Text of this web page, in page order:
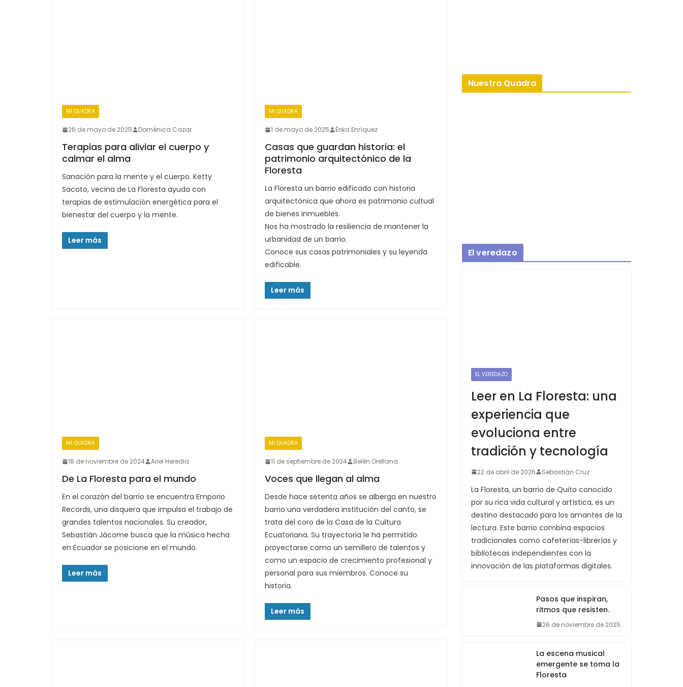
MI QUADRA
26 de mayo de 2025 Doménica Cazar
Terapias para aliviar el cuerpo y
calmar el alma
Sanación para la mente y el cuerpo. Ketty
Sacoto, vecina de La Floresta ayuda con
terapias de estimulación energética para el
bienestar del cuerpo y la mente.
Leer más
MI QUADRA
1 de mayo de 2025 Érika Enríquez
Casas que guardan historia: el
patrimonio arquitectónico de la
Floresta
La Floresta un barrio edificado con historia
arquitectónica que ahora es patrimonio cultual
de bienes inmuebles.
Nos ha mostrado la resiliencia de mantener la
urbanidad de un barrio.
Conoce sus casas patrimoniales y su leyenda
edificable.
Leer más
MI QUADRA
18 de noviembre de 2024 Ariel Heredia
De La Floresta para el mundo
En el corazón del barrio se encuentra Emporio
Records, una disquera que impulsa el trabajo de
grandes talentos nacionales. Su creador,
Sebastián Jácome busca que la música hecha
en Ecuador se posicione en el mundo.
Leer más
MI QUADRA
11 de septiembre de 2024 Belén Orellana
Voces que llegan al alma
Desde hace setenta años se alberga en nuestro
barrio una verdadera institución del canto, se
trata del coro de la Casa de la Cultura
Ecuatoriana. Su trayectoria le ha permitido
proyectarse como un semillero de talentos y
como un espacio de crecimiento profesional y
personal para sus miembros. Conoce su
historia.
Leer más
Nuestra Quadra
El veredazo
EL VEREDAZO
Leer en La Floresta: una
experiencia que
evoluciona entre
tradición y tecnología
22 de abril de 2026 Sebastián Cruz
La Floresta, un barrio de Quito conocido
por su rica vida cultural y artística, es un
destino destacado para los amantes de la
lectura. Este barrio combina espacios
tradicionales como cafeterías-librerías y
bibliotecas independientes con la
innovación de las plataformas digitales.
Pasos que inspiran,
ritmos que resisten.
26 de noviembre de 2025
La escena musical
emergente se toma la
Floresta